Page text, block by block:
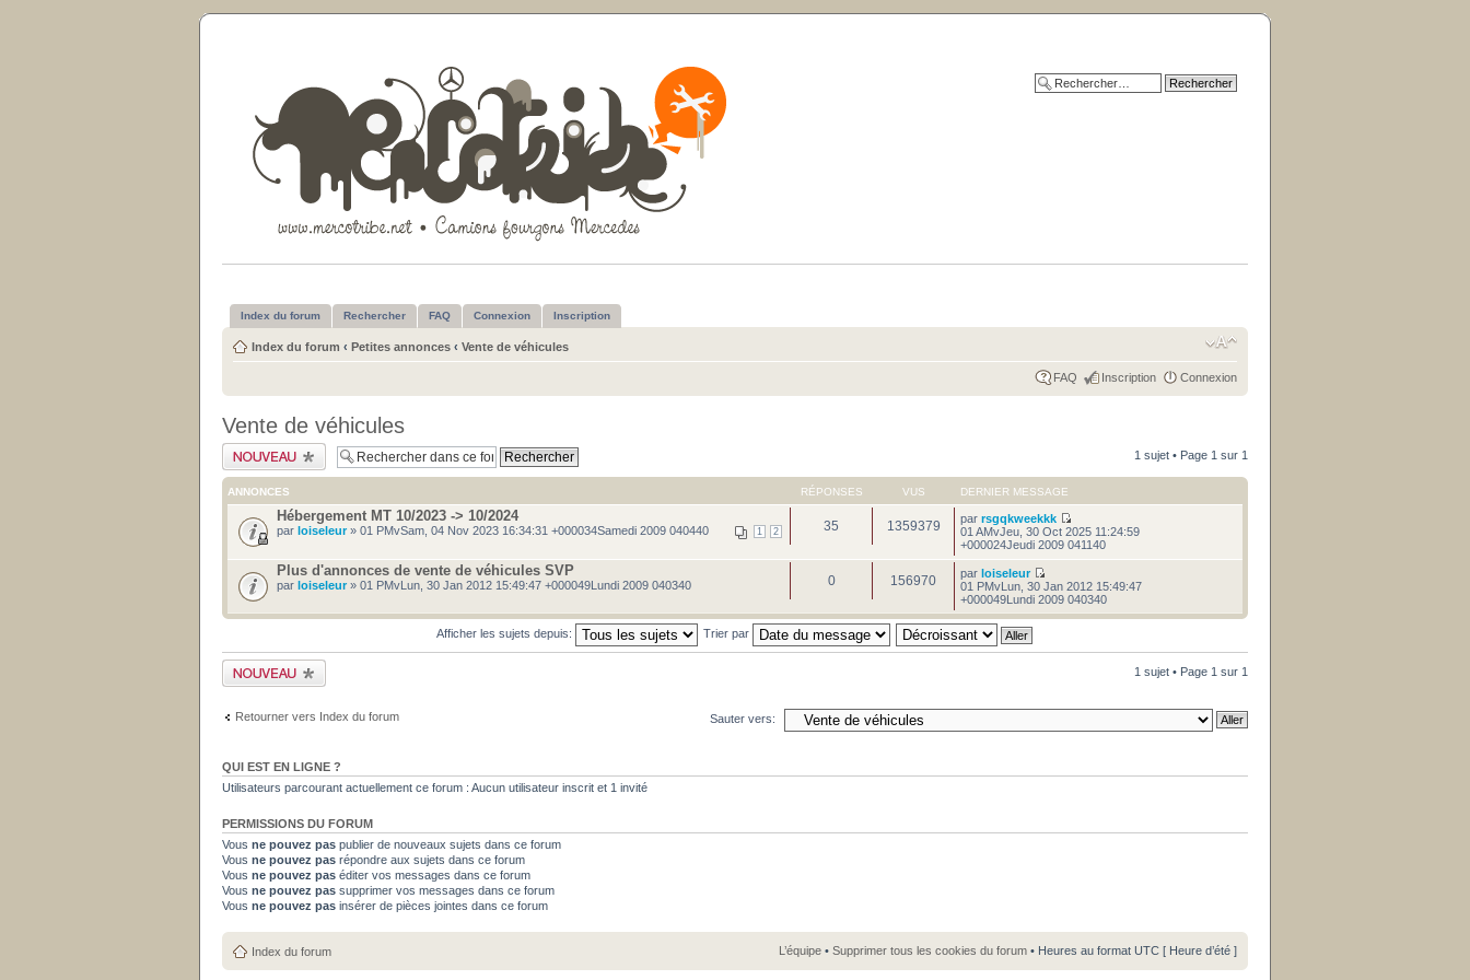
Index du forum Rechercher FAQ Connexion Inscription
Index du forum ‹ Petites annonces ‹ Vente de véhicules
FAQ Inscription Connexion
Vente de véhicules
Publier un nouveau
sujet
1 sujet • Page 1 sur 1
ANNONCES RÉPONSES VUS DERNIER MESSAGE
Hébergement MT 10/2023 -> 10/2024
1 2
par loiseleur» 01 PMvSam, 04 Nov 2023 16:34:31 +000034Samedi 2009 040440 35 1359379 parrsgqkweekkk
01 AMvJeu, 30 Oct 2025 11:24:59
+000024Jeudi 2009 041140
Plus d'annonces de vente de véhicules SVP
par loiseleur» 01 PMvLun, 30 Jan 2012 15:49:47 +000049Lundi 2009 040340 0 156970 parloiseleur
01 PMvLun, 30 Jan 2012 15:49:47
+000049Lundi 2009 040340
Afficher les sujets depuis: Trier par
Publier un nouveau
sujet
1 sujet • Page 1 sur 1
Retourner vers Index du forum Sauter vers:
QUI EST EN LIGNE ?
Utilisateurs parcourant actuellement ce forum : Aucun utilisateur inscrit et 1 invité
PERMISSIONS DU FORUM
Vous ne pouvez pas publier de nouveaux sujets dans ce forum
Vous ne pouvez pas répondre aux sujets dans ce forum
Vous ne pouvez pas éditer vos messages dans ce forum
Vous ne pouvez pas supprimer vos messages dans ce forum
Vous ne pouvez pas insérer de pièces jointes dans ce forum
Index du forum L’équipe • Supprimer tous les cookies du forum • Heures au format UTC [ Heure d’été ]